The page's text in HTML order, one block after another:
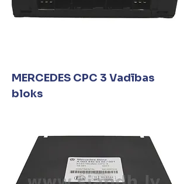
MERCEDES CPC 3 Vadības
bloks